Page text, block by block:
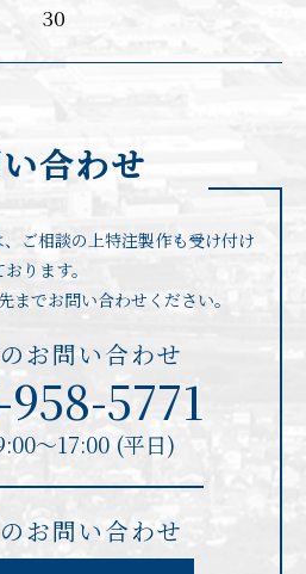
30
合わせ
ご相談の上特注製作も受け付け
おります。
までお問い合わせください。
お問い合わせ
5771
〜17:00 (平日)
お問い合わせ